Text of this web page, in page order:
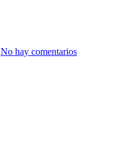
No hay comentarios